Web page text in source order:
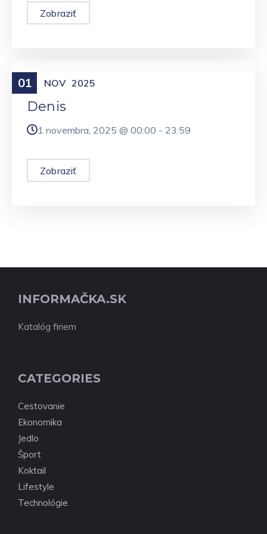
Zobraziť
01 NOV 2025
Meniny
Denis
1 novembra, 2025 @ 00:00 - 23:59
Zobraziť
INFORMAČKA.SK
Katalóg firiem
CATEGORIES
Cestovanie
Ekonomika
Jedlo
Šport
Koktail
Lifestyle
Technológie